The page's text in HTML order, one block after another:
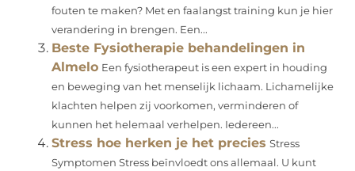
fouten te maken? Met en faalangst training kun je hier
verandering in brengen. Een...
Beste Fysiotherapie behandelingen in
Almelo Een fysiotherapeut is een expert in houding
en beweging van het menselijk lichaam. Lichamelijke
klachten helpen zij voorkomen, verminderen of
kunnen het helemaal verhelpen. Iedereen...
Stress hoe herken je het precies Stress
Symptomen Stress beïnvloedt ons allemaal. U kunt